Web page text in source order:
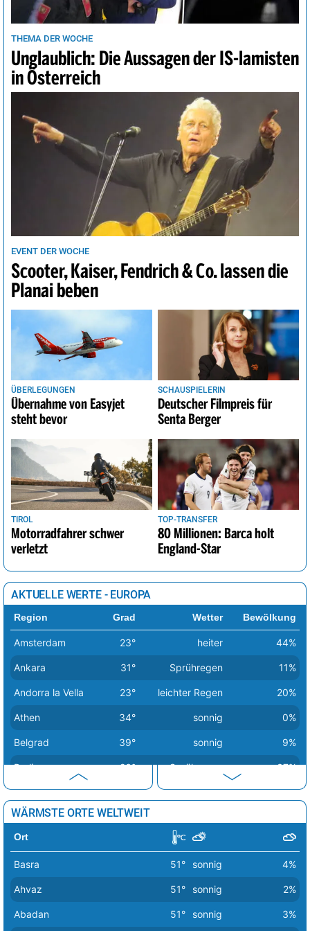
Wellington 13° Regenschauer 93%
THEMA DER WOCHE
Unglaublich: Die Aussagen der IS-lamisten
in Österreich
EVENT DER WOCHE
Scooter, Kaiser, Fendrich & Co. lassen die
Planai beben
ÜBERLEGUNGEN
Übernahme von Easyjet
steht bevor
SCHAUSPIELERIN
Deutscher Filmpreis für
Senta Berger
TIROL
Motorradfahrer schwer
verletzt
TOP-TRANSFER
80 Millionen: Barca holt
England-Star
AKTUELLE WERTE - EUROPA
Region Grad Wetter Bewölkung
Amsterdam 23° heiter 44%
Ankara 31° Sprühregen 11%
Andorra la Vella 23° leichter Regen 20%
Athen 34° sonnig 0%
Belgrad 39° sonnig 9%
Berlin 26° Sprühregen 37%
Bern 30° Regen 16%
Bratislava 30°
Brüssel heiter 47%
Budapest sonnig 7%
Bukarest sonnig 6%
Chisinau heiter 15%
WÄRMSTE ORTE WELTWEIT
Ort
Basra 51° sonnig 4%
Ahvaz 51° sonnig 2%
Abadan 51° sonnig 3%